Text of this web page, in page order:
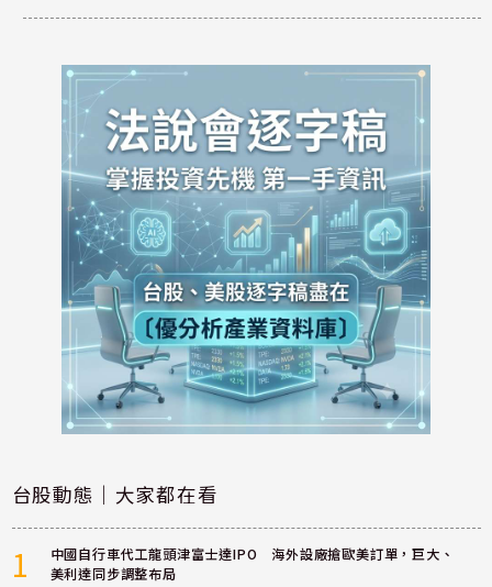
台股動態｜大家都在看
1
中國自行車代工龍頭津富士達IPO 海外設廠搶歐美訂單，巨大、
美利達同步調整布局